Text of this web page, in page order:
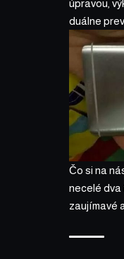
úpravou,
duálne
Čo si na
necelé dva
zaujímavé